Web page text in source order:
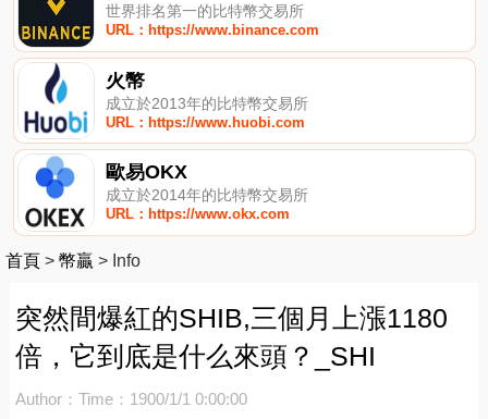
世界排名第一的比特幣交易所
URL：https://www.binance.com
火幣
成立於2013年的比特幣交易所
URL：https://www.huobi.com
歐易OKX
成立於2014年的比特幣交易所
URL：https://www.okx.com
首頁 > 幣贏 > Info
突然間爆紅的SHIB,三個月上漲1180
倍，它到底是什么來頭？_SHI
Author： Time：1900/1/1 0:00:00